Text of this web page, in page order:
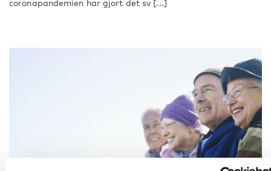
coronapandemien har gjort det sv [...]